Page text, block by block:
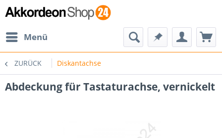
Menü
ZURÜCK Diskantachse
Abdeckung für Tastaturachse, vernickelt